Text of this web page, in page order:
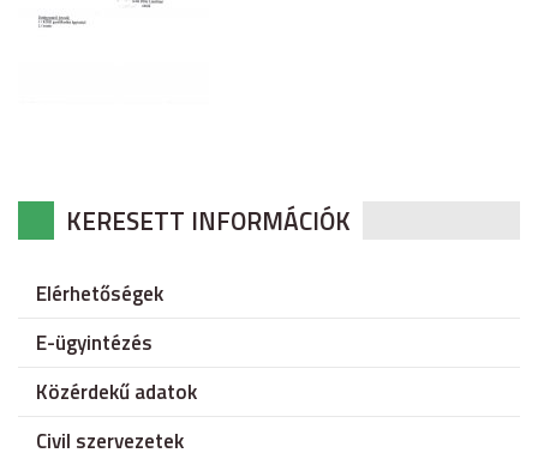
KERESETT INFORMÁCIÓK
Elérhetőségek
E-ügyintézés
Közérdekű adatok
Civil szervezetek